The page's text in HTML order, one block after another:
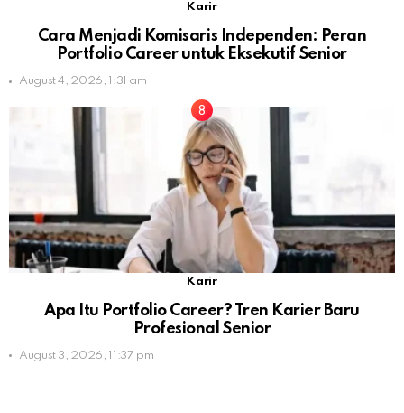
Karir
Cara Menjadi Komisaris Independen: Peran
Portfolio Career untuk Eksekutif Senior
August 4, 2026, 1:31 am
Karir
Apa Itu Portfolio Career? Tren Karier Baru
Profesional Senior
August 3, 2026, 11:37 pm